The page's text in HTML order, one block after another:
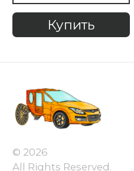
Купить
© 2026
All Rights Reserved.